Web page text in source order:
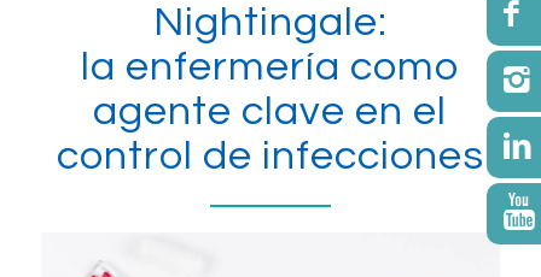
Nightingale:
la enfermería como
agente clave en el
control de infecciones